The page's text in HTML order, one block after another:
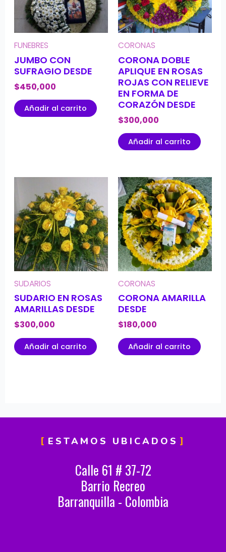
FUNEBRES
JUMBO CON
SUFRAGIO DESDE
$450,000
Añadir al carrito
CORONAS
CORONA DOBLE
APLIQUE EN ROSAS
ROJAS CON RELIEVE
EN FORMA DE
CORAZÓN DESDE
$300,000
Añadir al carrito
SUDARIOS
SUDARIO EN ROSAS
AMARILLAS DESDE
$300,000
Añadir al carrito
CORONAS
CORONA AMARILLA
DESDE
$180,000
Añadir al carrito
ESTAMOS UBICADOS
Calle 61 # 37-72
Barrio Recreo
Barranquilla - Colombia